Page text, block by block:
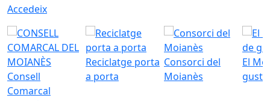
Accedeix
Consell
Comarcal
Reciclatge porta
a porta
Consorci del
Moianès
El
gust